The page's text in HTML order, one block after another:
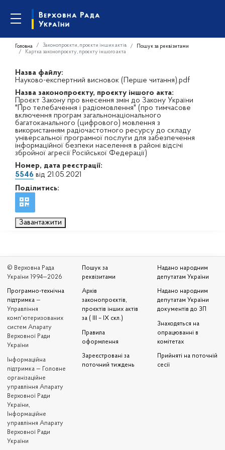
Головна Законопроєкти, проєкти інших актів
Пошук за реквізитами
Картка законопроєкту, проєкту іншого акта
Назва файлу:
Науково-експертний висновок (Перше читання).pdf
Назва законопроєкту, проєкту іншого акта:
Проєкт Закону про внесення змін до Закону України
"Про телебачення і радіомовлення" (про тимчасове
включення програм загальнонаціонального
багатоканального (цифрового) мовлення з
використанням радіочастотного ресурсу до складу
універсальної програмної послуги для забезпечення
інформаційної безпеки населення в районі відсічі
збройної агресії Російської Федерації)
Номер, дата реєстрації:
5546 від 21.05.2021
Поділитись:
Завантажити
© Верховна Рада
України 1994—2026
Програмно-технічна
підтримка —
Управління
комп'ютеризованих
систем Апарату
Верховної Ради
України
Iнформаційна
підтримка — Головне
організаційне
управління Апарату
Верховної Ради
України,
Інформаційне
управління Апарату
Верховної Ради
України
Пошук за
реквізитами
Архів
законопроєктів,
проєктів інших актів
за ( III – IX скл.)
Правила
оформлення
Зареєстровані за
поточний тиждень
Надано народним
депутатам України
Надано народним
депутатам України
документів до ЗП
Знаходяться на
опрацюванні в
комітетах
Прийняті на поточній
сесії